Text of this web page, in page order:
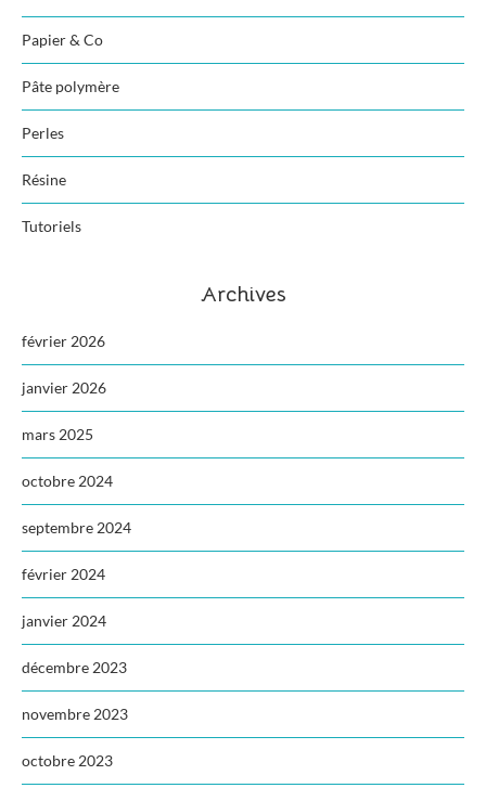
Papier & Co
Pâte polymère
Perles
Résine
Tutoriels
Archives
février 2026
janvier 2026
mars 2025
octobre 2024
septembre 2024
février 2024
janvier 2024
décembre 2023
novembre 2023
octobre 2023